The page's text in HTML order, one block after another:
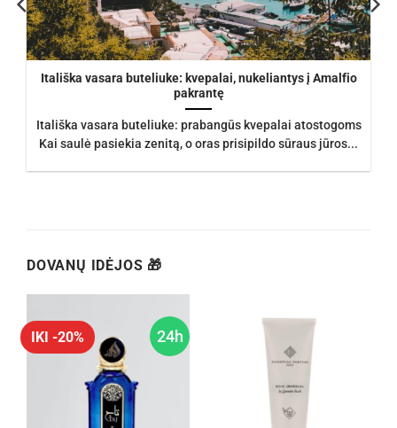
Itališka vasara buteliuke: kvepalai, nukeliantys į Amalfio
pakrantę
Itališka vasara buteliuke: prabangūs kvepalai atostogoms
Kai saulė pasiekia zenitą, o oras prisipildo sūraus jūros...
DOVANŲ IDĖJOS 🎁
24h
IKI -20%